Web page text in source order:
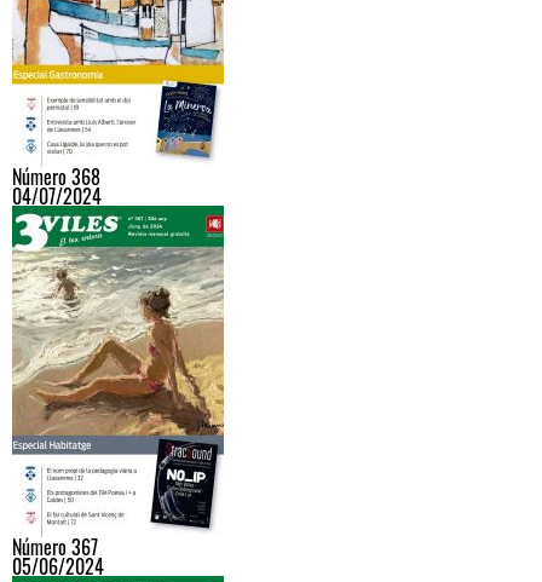
Número 368
04/07/2024
Número 367
05/06/2024